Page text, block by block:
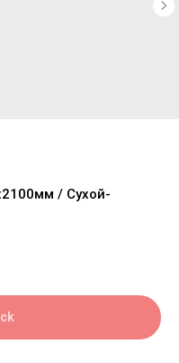
/ Сухой-